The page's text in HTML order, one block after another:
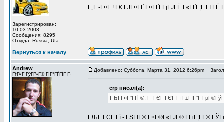
Зарегистрирован:
10.03.2003
Сообщения: 8295
Откуда: Russia, Ufa
Г„Г -Г¤Г ! Г€ ГЈГ¤ГҐ Г¤ГҐГ­ГјГЈГЁ Г«ГҐГ¦Г ГІ
Вернуться к началу
Andrew
ГѓГ«Г ГўГ­Г»Г© ГІГ°ГҐГЇГ Г·
Добавлено: Суббота, Марта 31, 2012 6:26pm
crp писал(а):
ГЂГ­Г¤Г°ГҐГ©, Г ГЄГ ГЄГ Гї Г±ГІГ°Г
ГЉГ ГЄГ Гї - ГЅГІГ® Г¤Г®Г«ГЈГ® Г­ГіГ¦Г­Г®